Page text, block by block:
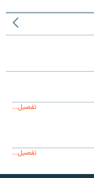
تفصیل...
تفصیل...